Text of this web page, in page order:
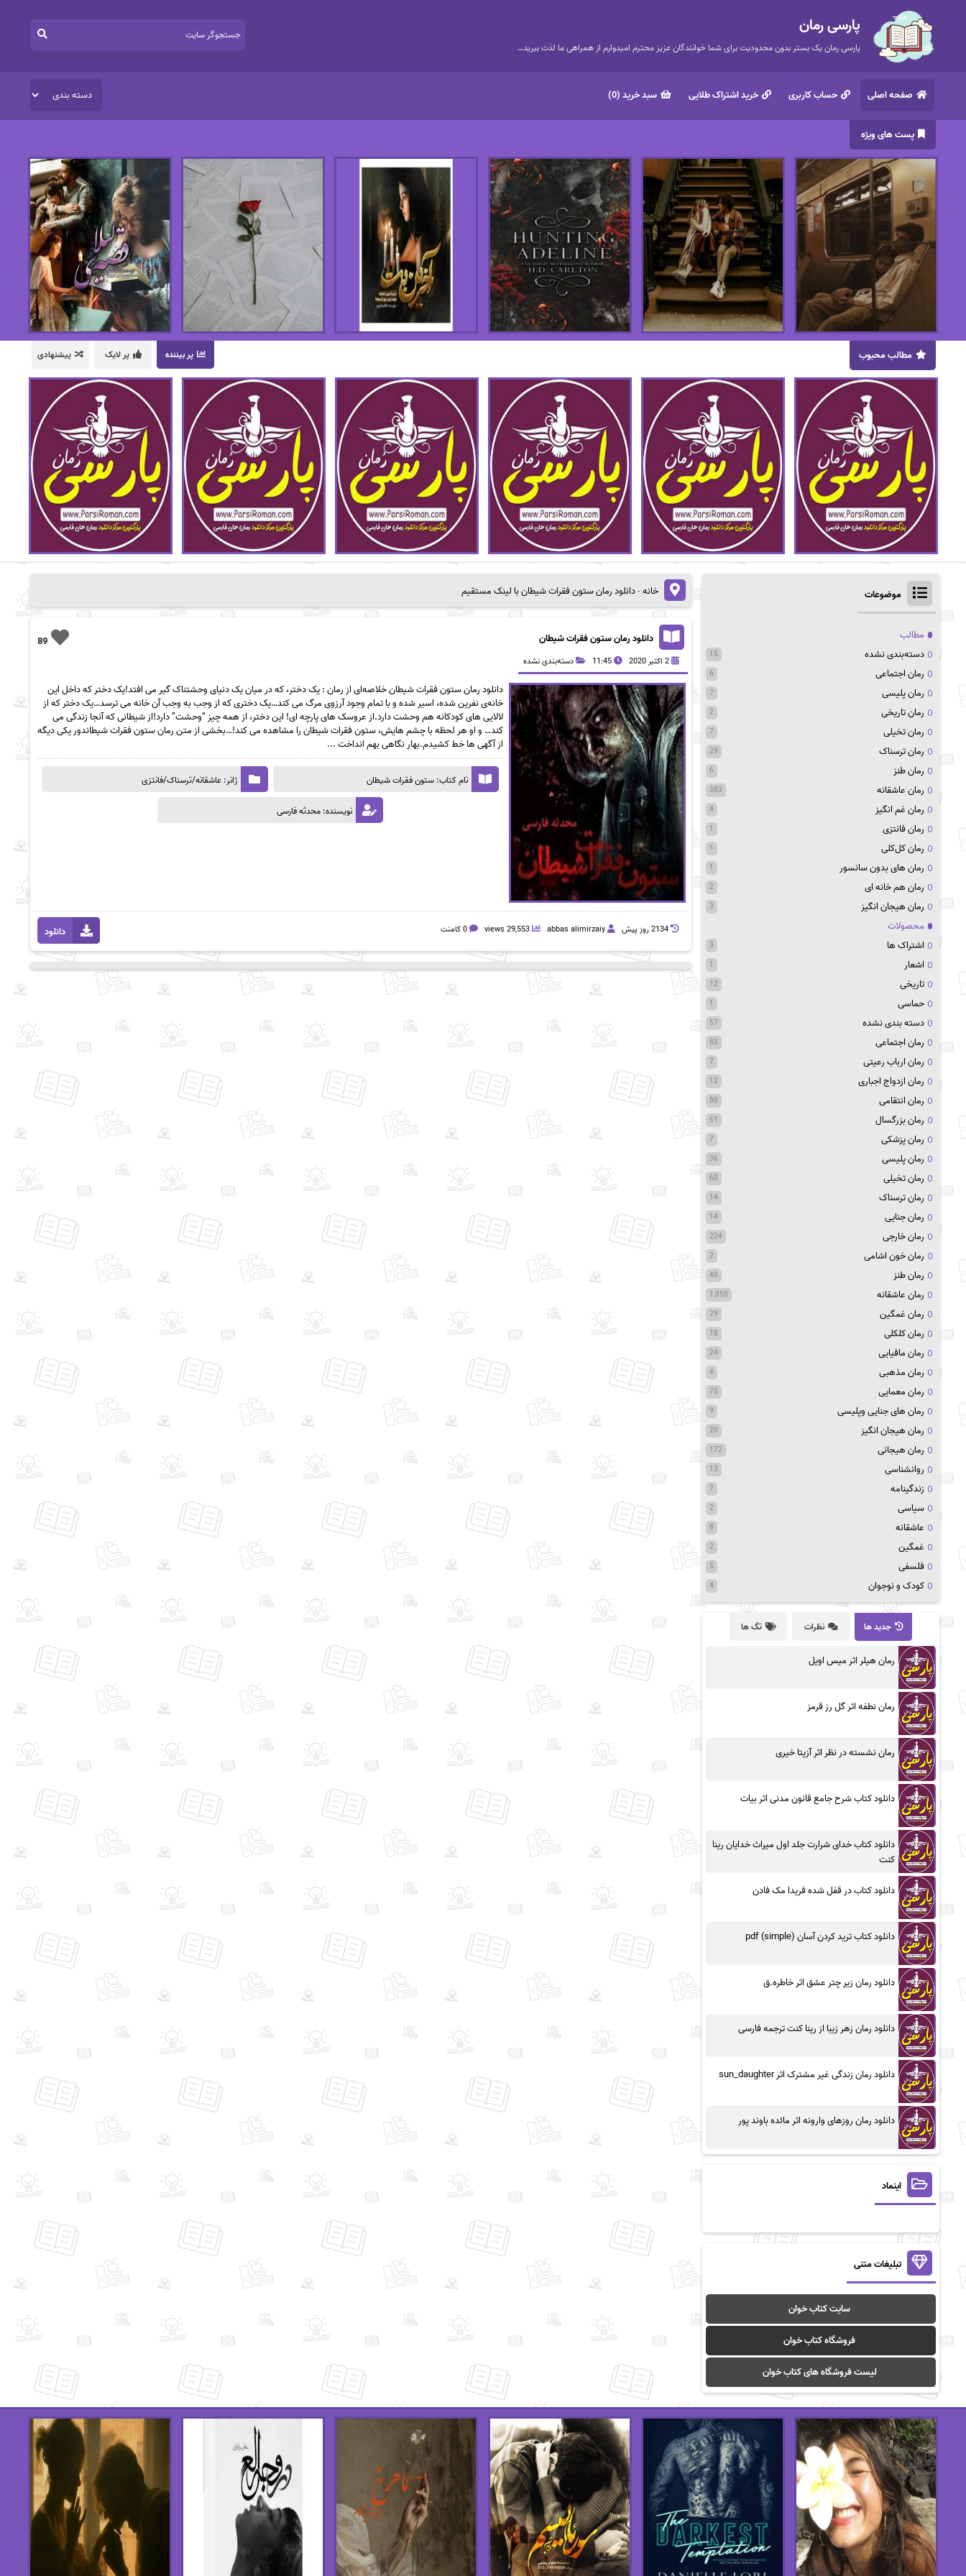
پارسی رمان
پارسی رمان یک بستر بدون محدودیت برای شما خوانندگان عزیز محترم امیدوارم از همراهی ما لذت ببرید…
صفحه اصلی حساب کاربری خرید اشتراک طلایی سبد خرید (0)
پست های ویژه
پر بیننده پر لایک پیشنهادی مطالب محبوب
خانه-دانلود رمان ستون فقرات شیطان با لینک مستقیم
89 دانلود رمان ستون فقرات شیطان
2 اکتبر 2020 11:45 دسته‌بندی نشده
دانلود رمان ستون فقرات شیطان خلاصه‌‌ای از رمان : یک دختر، که در میان یک دنیای وحشتناک گیر می افتد!یک دختر که داخل این
خانه‌ی نفرین شده، اسیر شده و با تمام وجود آرزوی مرگ می کند…یک دختری که از وجب به وجب آن خانه می ترسد…یک دختر که از
لالایی های کودکانه هم وحشت دارد.از عروسک های پارچه ای! این دختر، از همه چیز “وحشت” دارد!از شیطانی که آنجا زندگی می
کند… و او هر لحظه با چشم هایش، ستون فقرات شیطان را مشاهده می کند!…بخشی از متن رمان ستون فقرات شیطاندور یکی دیگه
از آگهی ها خط کشیدم.بهار نگاهی بهم انداخت ...
نام کتاب: ستون فقرات شیطان ژانر: عاشقانه/ترسناک/فانتزی
نویسنده: محدثه فارسی
دانلود 2134 روز پيش abbas alimirzaiy
29,553 views 0 کامنت
موضوعات
مطالب
دسته‌بندی نشده
15
رمان اجتماعی 6
رمان پلیسی 7
رمان تاریخی 2
رمان تخیلی 7
رمان ترسناک 29
رمان طنز 6
رمان عاشقانه 383
رمان غم انگیز 4
رمان فانتزی 1
رمان کل‌کلی 1
رمان های بدون سانسور 1
رمان هم خانه ای 2
رمان هیجان انگیز 3
محصولات
اشتراک ها
3
اشعار 1
تاریخی 12
حماسی 1
دسته بندی نشده 57
رمان اجتماعی 83
رمان ارباب رعیتی 7
رمان ازدواج اجباری 12
رمان انتقامی 80
رمان بزرگسال 61
رمان پزشکی 7
رمان پلیسی 36
رمان تخیلی 60
رمان ترسناک 14
رمان جنایی 14
رمان خارجی 224
رمان خون اشامی 2
رمان طنز 40
رمان عاشقانه 1,050
رمان غمگین 29
رمان کلکلی 18
رمان مافیایی 24
رمان مذهبی 4
رمان معمایی 75
رمان های جنایی وپلیسی 9
رمان هیجان انگیز 20
رمان هیجانی 172
روانشناسی 13
زندگینامه 7
سیاسی 2
عاشقانه 8
غمگین 2
فلسفی 5
کودک و نوجوان 4
جدید ها نظرات تگ ها
رمان هیلر اثر میس اویل
رمان نطفه اثر گل رز قرمز
رمان نشسته در نظر اثر آزیتا خیری
دانلود کتاب شرح جامع قانون مدنی اثر بیات
دانلود کتاب خدای شرارت جلد اول میراث خدایان رینا
کنت
دانلود کتاب در قفل شده فریدا مک فادن
دانلود کتاب ترید کردن آسان (simple) pdf
دانلود رمان زیر چتر عشق اثر خاطره.ق
دانلود رمان زهر زیبا از رینا کنت ترجمه فارسی
دانلود رمان زندگی غیر مشترک اثر sun_daughter
دانلود رمان روزهای وارونه اثر مائده باوند پور
اینماد
تبلیغات متنی
سایت کتاب خوان
فروشگاه کتاب خوان
لیست فروشگاه های کتاب خوان